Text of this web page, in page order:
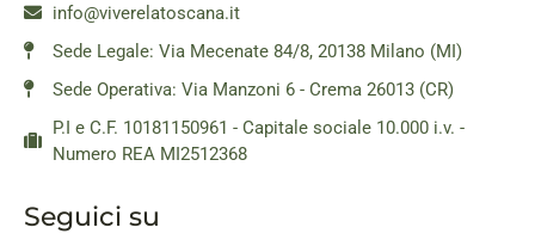
info@viverelatoscana.it
Sede Legale: Via Mecenate 84/8, 20138 Milano (MI)
Sede Operativa: Via Manzoni 6 - Crema 26013 (CR)
P.I e C.F. 10181150961 - Capitale sociale 10.000 i.v. -
Numero REA MI2512368
Seguici su